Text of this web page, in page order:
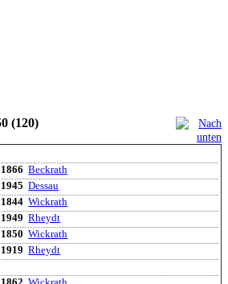
(120)
1866 Beckrath
1945 Dessau
1844 Wickrath
1949 Rheydt
1850 Wickrath
1919 Rheydt